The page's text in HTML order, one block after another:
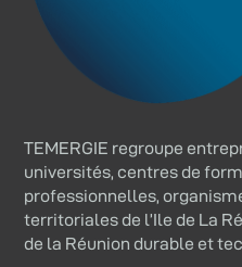
TEMERGIE regroupe
universités, centres de
professionnelles,
territoriales de l’Ile de La
de la Réunion durable et